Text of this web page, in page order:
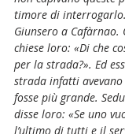
timore di interrogarlo.
Giunsero a Cafàrnao.
chiese loro: «Di che
per la strada?». Ed
strada infatti
fosse più grande.
disse loro: «Se uno
l’ultimo di tutti e il